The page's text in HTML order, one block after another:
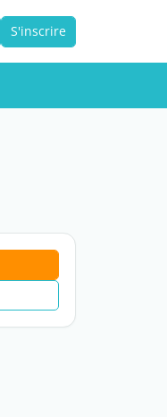
S'inscrire